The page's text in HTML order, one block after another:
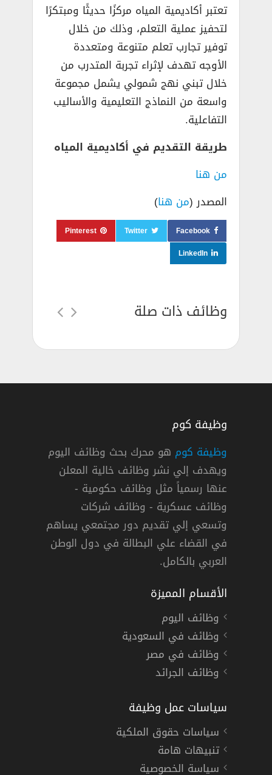
تعتبر أكاديمية المياه مركزًا حديثًا ومبتكرًا
لتحفيز عملية التعلم، وذلك من خلال
توفير تجارب تعلم متنوعة ومتعددة
الأوجه تهدف لإثراء تجربة المتدرب من
خلال تبني نهج شمولي يشمل مجموعة
واسعة من النماذج التعليمية والأساليب
التفاعلية.
طريقة التقديم في أكاديمية المياه
من هنا
المصدر (من هنا)
Facebook
Twitter
Pinterest
LinkedIn
وظائف ذات صلة
أبها,الجبيل وينبع,خميس مشيط,الخبر فترة تدريب
وظيفة كوم
وظيفة كوم هو محرك بحث وظائف اليوم
ويهدف إلي نشر وظائف خالية المعلن
عنها رسمياً مثل وظائف حكومية -
وظائف عسكرية - وظائف شركات
وتسعي إلي تقديم دور مجتمعي يساهم
في القضاء علي البطالة في دول الوطن
العربي بالكامل.
الأقسام المميزة
وظائف اليوم
وظائف في السعودية
وظائف في مصر
وظائف الجرائد
سياسات عمل وظيفة
سياسات حقوق الملكية
تنبيهات هامة
سياسة الخصوصية